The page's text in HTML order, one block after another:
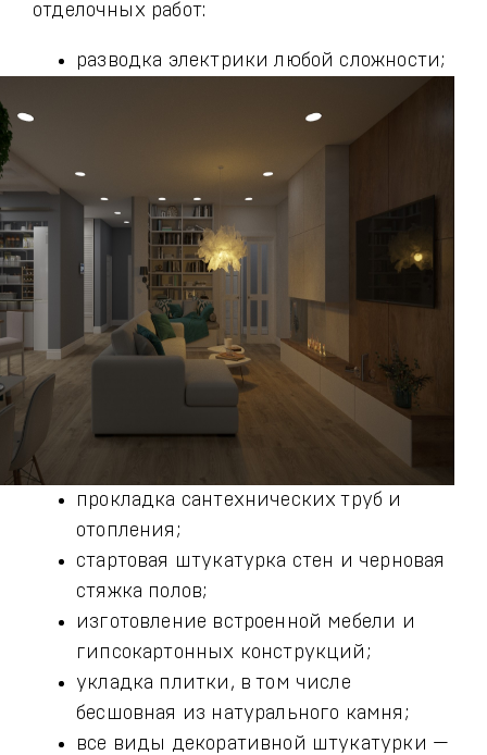
отделочных работ:
разводка электрики любой сложности;
прокладка сантехнических труб и
отопления;
стартовая штукатурка стен и черновая
стяжка полов;
изготовление встроенной мебели и
гипсокартонных конструкций;
укладка плитки, в том числе
бесшовная из натурального камня;
все виды декоративной штукатурки —